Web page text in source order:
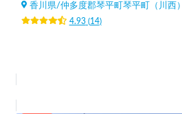
香川県/仲多度郡琴平町琴平町（川西）
4.93(14)